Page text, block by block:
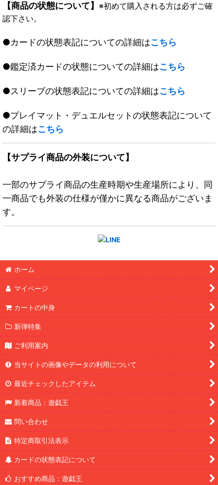
【商品の状態について】 ※初めて購入される方は必ずご確
認下さい。
●カードの状態表記についての詳細はこちら
●鑑定済カードの状態についての詳細はこちら
●スリーブの状態表記についての詳細はこちら
●プレイマット・デュエルセットの状態表記について
の詳細はこちら
【サプライ商品の外装について】
一部のサプライ商品の生産時期や生産場所により、同
一商品でも外装の仕様が僅かに異なる商品がございま
す。
ホーム
マイページ
カートの中身
新弾特集
ご利用案内
当サイトの画像やデータの利用について
最近チェックしたアイテム
新着商品：遊戯王
問い合わせ
特定商取引法表示
カードの状態表記について
おすすめ商品：遊戯王